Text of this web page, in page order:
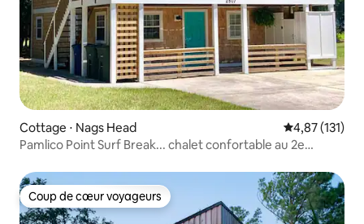
Cottage ⋅ Nags Head Évaluation
4,87 (131)
Pamlico Point Surf Break... chalet confortable au 2e
Coup de cœur voyageurs
Coup de cœur voyageurs